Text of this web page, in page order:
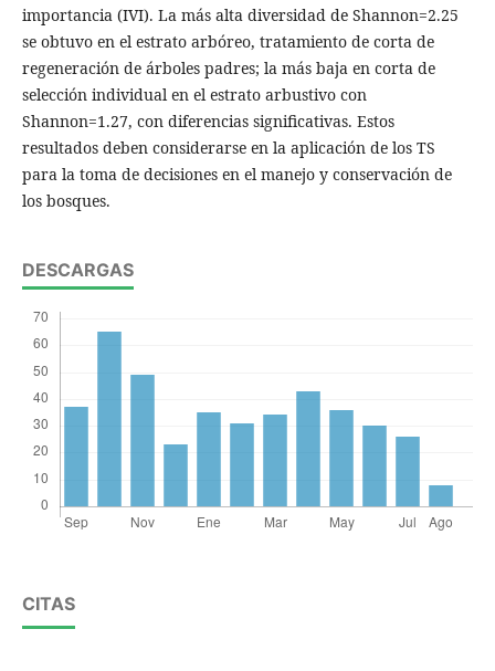
importancia (IVI). La más alta diversidad de Shannon=2.25
se obtuvo en el estrato arbóreo, tratamiento de corta de
regeneración de árboles padres; la más baja en corta de
selección individual en el estrato arbustivo con
Shannon=1.27, con diferencias significativas. Estos
resultados deben considerarse en la aplicación de los TS
para la toma de decisiones en el manejo y conservación de
los bosques.
DESCARGAS
CITAS